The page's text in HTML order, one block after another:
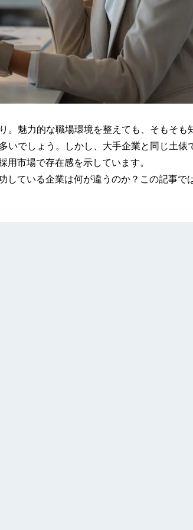
魅力的な職場環境を整えても、そもそも
でしょう。しかし、大手企業と同じ土俵
市場で存在感を示しています。
ている企業は何が違うのか？この記事で